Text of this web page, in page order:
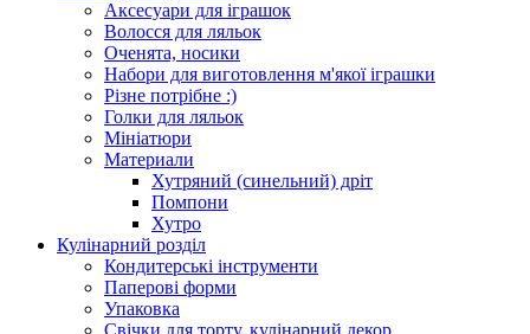
Аксесуари для іграшок
Волосся для ляльок
Оченята, носики
Набори для виготовлення м'якої іграшки
Різне потрібне :)
Голки для ляльок
Мініатюри
Материали
Хутряний (синельний) дріт
Помпони
Хутро
Кулінарний розділ
Кондитерські інструменти
Паперові форми
Упаковка
Свічки для торту, кулінарний декор